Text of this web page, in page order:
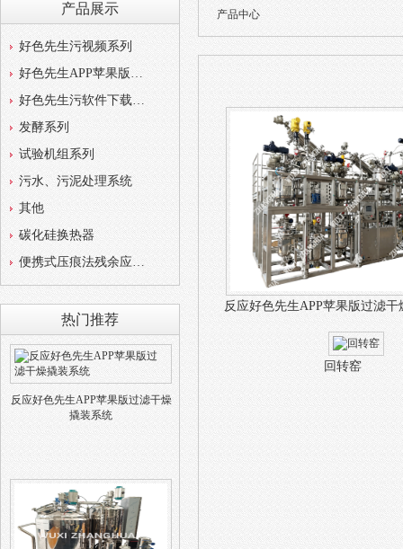
产品展示
好色先生污视频系列
好色先生APP苹果版系列
好色先生污软件下载系列
发酵系列
试验机组系列
污水、污泥处理系统
其他
碳化硅换热器
便携式压痕法残余应力测试仪
热门推荐
反应好色先生APP苹果版过滤干燥
撬装系统
产品中心
反应好色先生APP苹果版过滤干
回转窑